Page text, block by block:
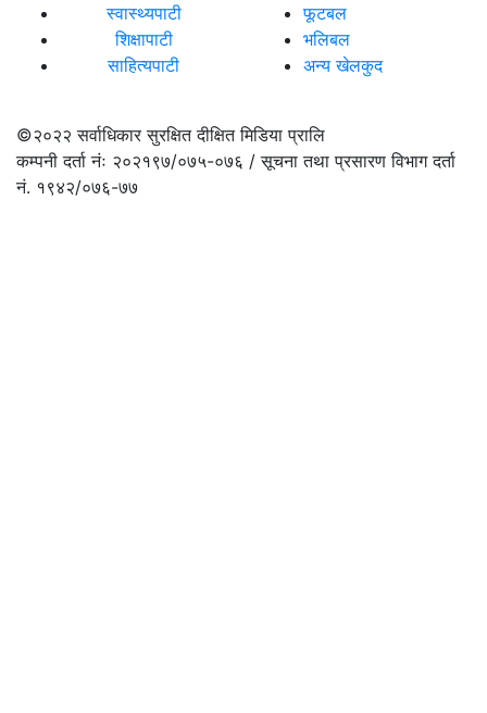
स्वास्थ्यपाटी
शिक्षापाटी
साहित्यपाटी
फूटबल
भलिबल
अन्य खेलकुद
©२०२२सर्वाधिकार सुरक्षित दीक्षित मिडिया प्रालि
कम्पनी दर्ता नंः २०२१९७/०७५-०७६ / सूचना तथा प्रसारण विभाग दर्ता
नं. १९४२/०७६-७७